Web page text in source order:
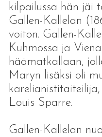
kilpailussa hän jäi
Gallen-Kallelan
voiton. Gallen-
Kuhmossa ja
häämatkallaan,
Maryn lisäksi oli
Louis Sparre.
Gallen-Kallelan